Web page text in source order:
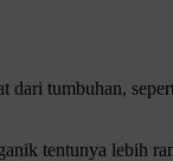
dari tumbuhan,
tentunya lebih